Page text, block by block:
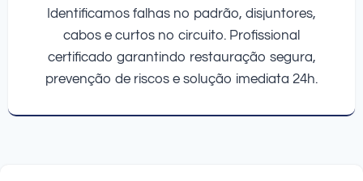
Identificamos falhas no padrão, disjuntores,
cabos e curtos no circuito. Profissional
certificado garantindo restauração segura,
prevenção de riscos e solução imediata 24h.